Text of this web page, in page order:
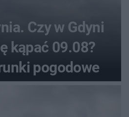
Czy w Gdyni
kąpać 09.08?
pogodowe